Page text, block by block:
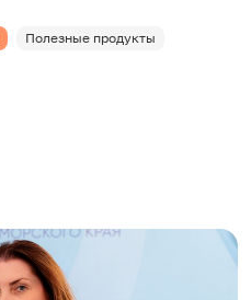
Полезные продукты